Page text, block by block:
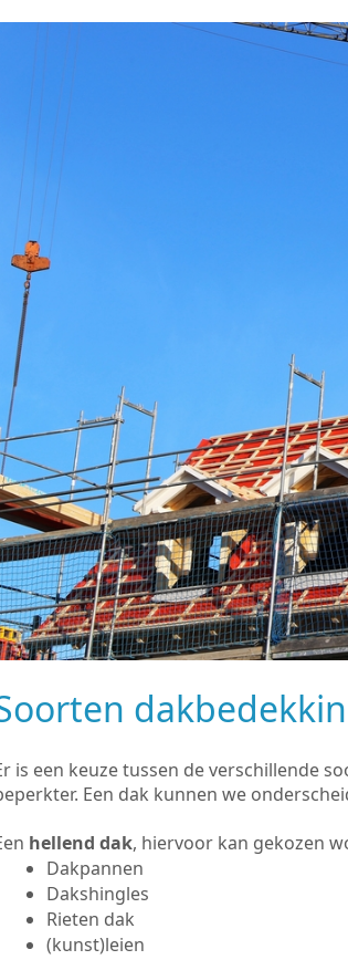
is een keuze tussen de verschillende
Een dak kunnen we
hellend dak, hiervoor kan gekozen
Dakpannen
Dakshingles
Rieten dak
(kunst)leien